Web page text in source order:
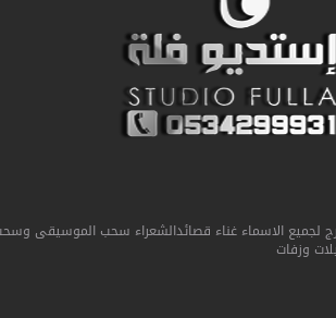
لجميع الاسماء غناء قصائدالشعراء سحب الموسيقى وسحب
وزفات